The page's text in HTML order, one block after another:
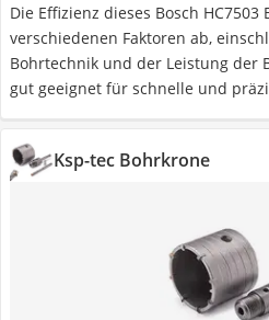
Die Effizienz dieses Bosch HC7503
verschiedenen Faktoren ab,
Bohrtechnik und der Leistung der
gut geeignet für schnelle und
Ksp-tec Bohrkrone